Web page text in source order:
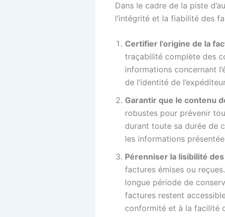
Dans le cadre de la piste
l’intégrité et la fiabilité des
Certifier l’origine de la
traçabilité complète des
informations concernant
de l’identité de
Garantir que le contenu
robustes pour prévenir
durant toute sa durée de
les informations
Pérenniser la lisibilité
factures émises ou
longue période de
factures restent
conformité et à la facilité